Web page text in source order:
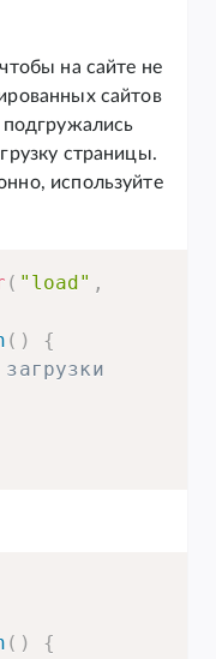
на сайте не
сайтов
страницы.
используйте
( "load" ,
( )
{
( )
{